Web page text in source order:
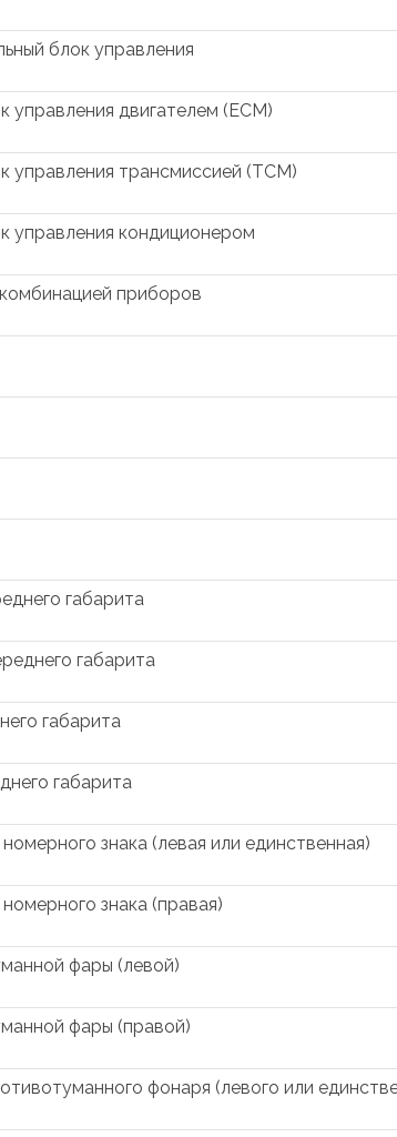
блок управления
управления двигателем (ECM)
управления трансмиссией (TCM)
управления кондиционером
приборов
габарита
габарита
габарита
габарита
знака (левая или единственная)
знака (правая)
фары (левой)
фары (правой)
фонаря (левого или